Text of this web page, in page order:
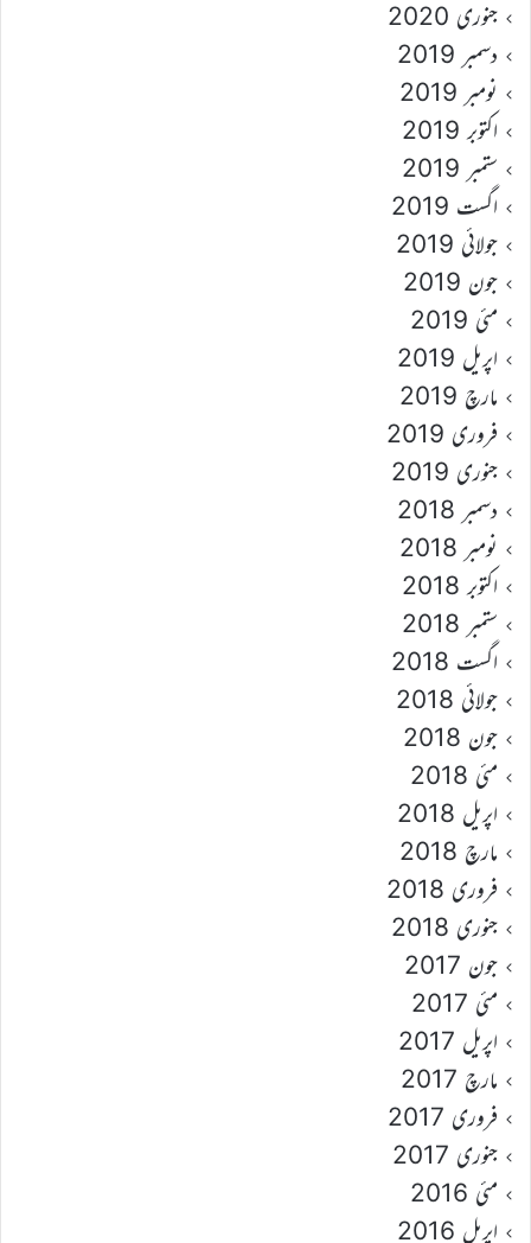
جنوری 2020
دسمبر 2019
نومبر 2019
اکتوبر 2019
ستمبر 2019
اگست 2019
جولائی 2019
جون 2019
مئی 2019
اپریل 2019
مارچ 2019
فروری 2019
جنوری 2019
دسمبر 2018
نومبر 2018
اکتوبر 2018
ستمبر 2018
اگست 2018
جولائی 2018
جون 2018
مئی 2018
اپریل 2018
مارچ 2018
فروری 2018
جنوری 2018
جون 2017
مئی 2017
اپریل 2017
مارچ 2017
فروری 2017
جنوری 2017
مئی 2016
اپریل 2016